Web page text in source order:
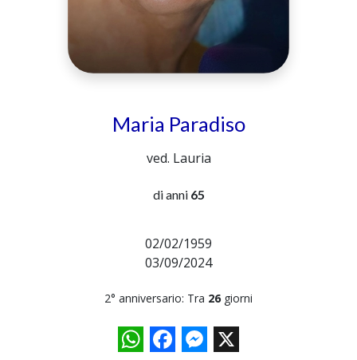
Maria Paradiso
ved. Lauria
di anni 65
02/02/1959
03/09/2024
2° anniversario: Tra 26 giorni
WhatsAppFacebookMessenger
X